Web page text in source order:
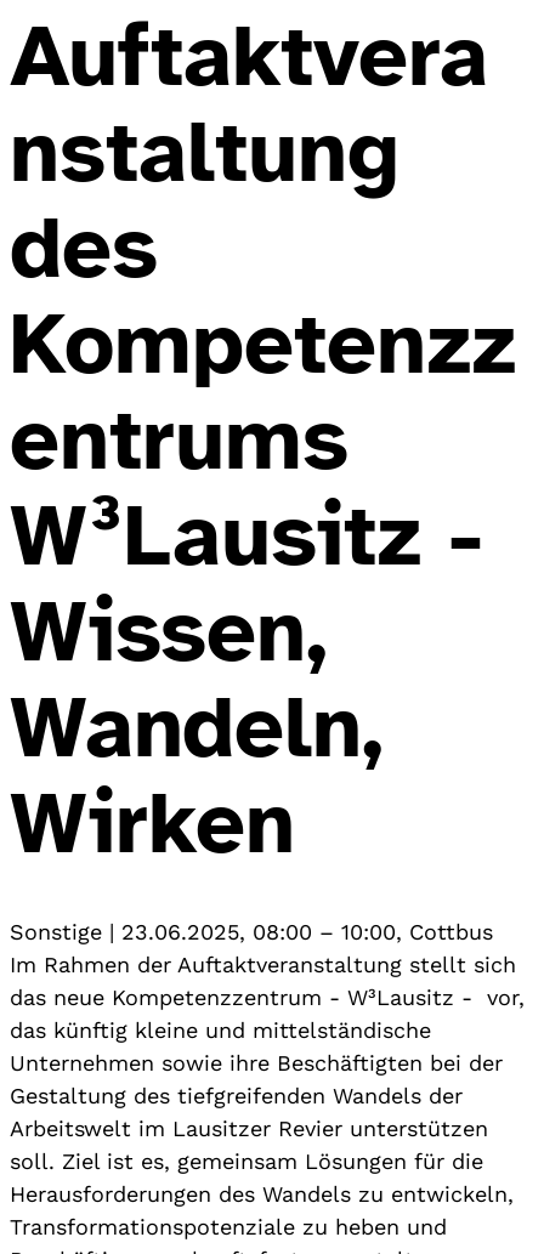
Auftaktvera
nstaltung
des
Kompetenzz
entrums
W³Lausitz -
Wissen,
Wandeln,
Wirken
Sonstige | 23.06.2025, 08:00 – 10:00, Cottbus
Im Rahmen der Auftaktveranstaltung stellt sich
das neue Kompetenzzentrum - W³Lausitz - vor,
das künftig kleine und mittelständische
Unternehmen sowie ihre Beschäftigten bei der
Gestaltung des tiefgreifenden Wandels der
Arbeitswelt im Lausitzer Revier unterstützen
soll. Ziel ist es, gemeinsam Lösungen für die
Herausforderungen des Wandels zu entwickeln,
Transformationspotenziale zu heben und